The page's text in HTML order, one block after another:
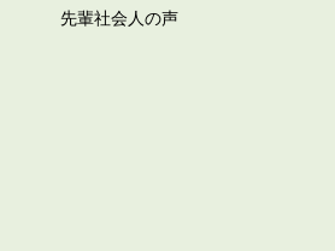
先輩社会人の声